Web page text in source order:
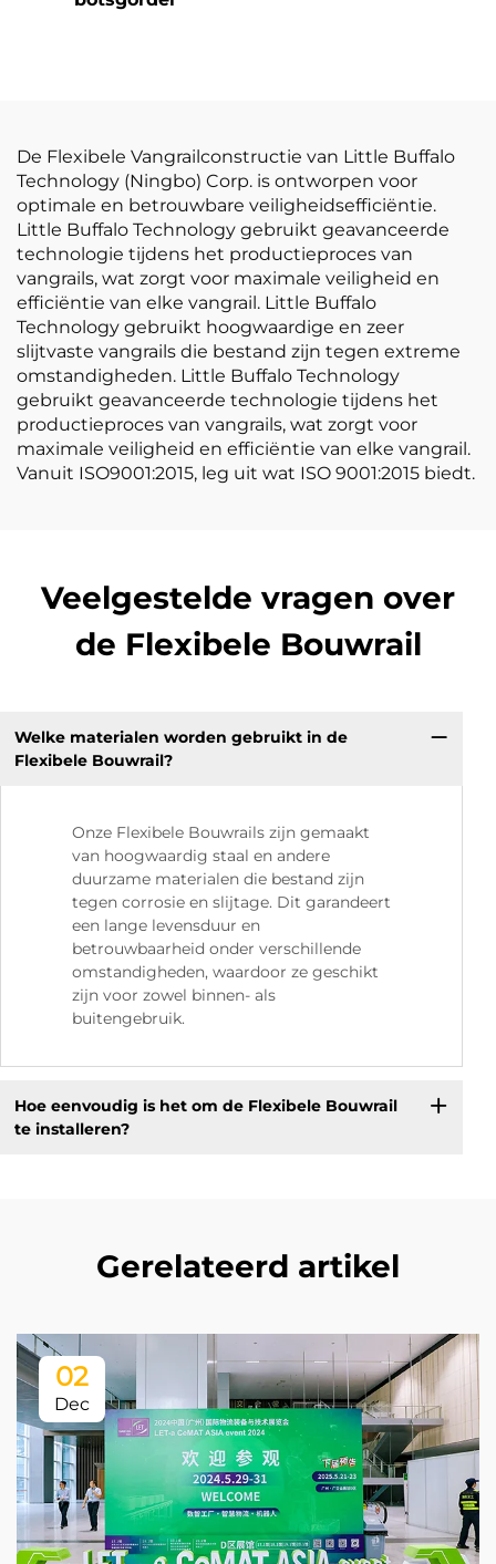
De Flexibele Vangrailconstructie van Little Buffalo
Technology (Ningbo) Corp. is ontworpen voor
optimale en betrouwbare veiligheidsefficiëntie.
Little Buffalo Technology gebruikt geavanceerde
technologie tijdens het productieproces van
vangrails, wat zorgt voor maximale veiligheid en
efficiëntie van elke vangrail. Little Buffalo
Technology gebruikt hoogwaardige en zeer
slijtvaste vangrails die bestand zijn tegen extreme
omstandigheden. Little Buffalo Technology
gebruikt geavanceerde technologie tijdens het
productieproces van vangrails, wat zorgt voor
maximale veiligheid en efficiëntie van elke vangrail.
Vanuit ISO9001:2015, leg uit wat ISO 9001:2015 biedt.
Veelgestelde vragen over
de Flexibele Bouwrail
Welke materialen worden gebruikt in de
Flexibele Bouwrail?
Onze Flexibele Bouwrails zijn gemaakt
van hoogwaardig staal en andere
duurzame materialen die bestand zijn
tegen corrosie en slijtage. Dit garandeert
een lange levensduur en
betrouwbaarheid onder verschillende
omstandigheden, waardoor ze geschikt
zijn voor zowel binnen- als
buitengebruik.
Hoe eenvoudig is het om de Flexibele Bouwrail
te installeren?
Gerelateerd artikel
02
Dec